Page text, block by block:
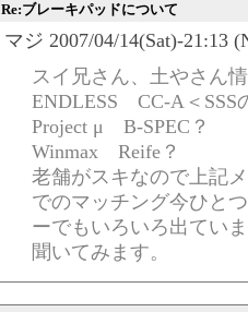
Re:ブレーキパッドについて
マジ 2007/04/14(Sat)-21:13
スイ兄さん、土やさん
ENDLESS CC-A＜SSS
Project μ B-SPEC？
Winmax Reife？
老舗がスキなので上記
でのマッチング今ひと
ーでもいろいろ出てい
聞いてみます。